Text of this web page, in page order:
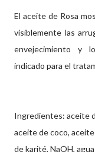
El aceite de Rosa
visiblemente las
envejecimiento y
indicado para el
Ingredientes: aceite
aceite de coco,
de karité, NaOH,